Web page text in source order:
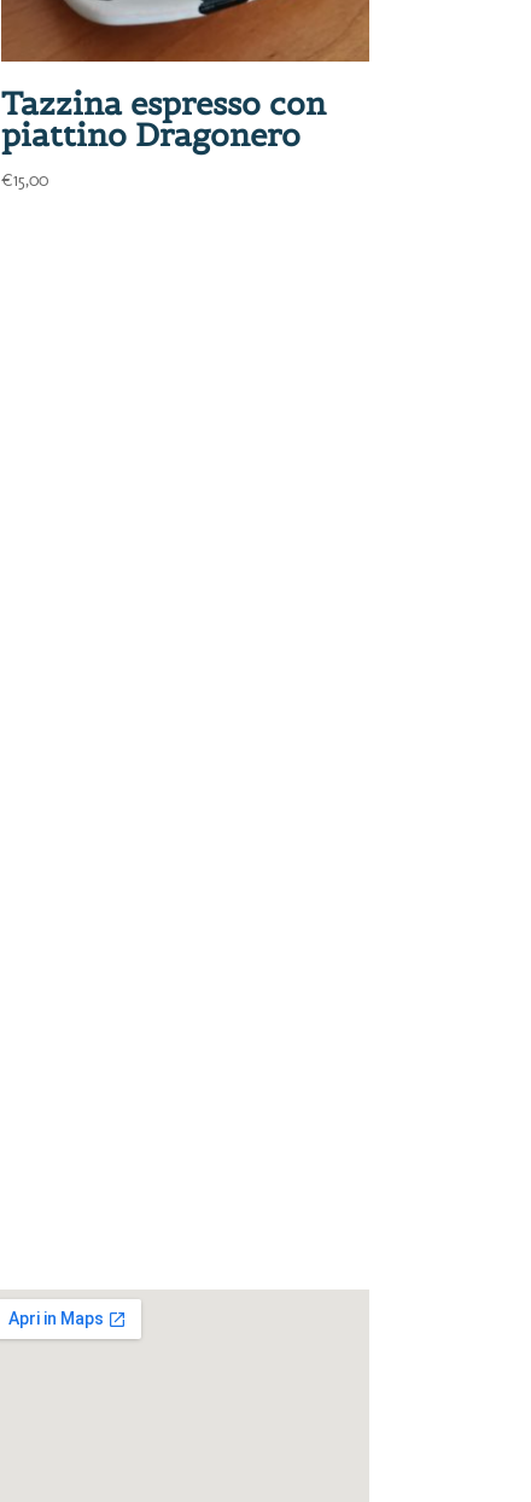
Tazzina espresso con
piattino Dragonero
€15,00